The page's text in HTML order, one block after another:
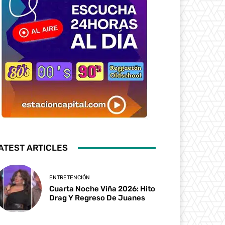
ARTICLES
ENTRETENCIÓN
Cuarta Noche Viña 2026: Hito
Drag Y Regreso De Juanes